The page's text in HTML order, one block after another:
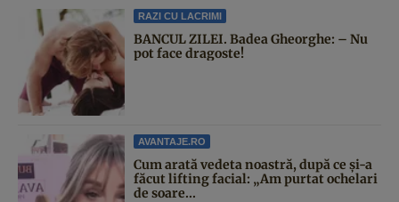
RAZI CU LACRIMI
BANCUL ZILEI. Badea Gheorghe: – Nu
pot face dragoste!
AVANTAJE.RO
Cum arată vedeta noastră, după ce și-a
făcut lifting facial: „Am purtat ochelari
de soare...